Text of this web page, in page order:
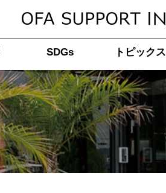
SDGs トピックス